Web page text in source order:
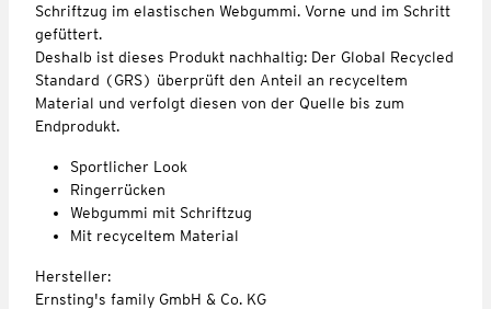
Schriftzug im elastischen Webgummi. Vorne und im Schritt
gefüttert.
Deshalb ist dieses Produkt nachhaltig: Der Global Recycled
Standard (GRS) überprüft den Anteil an recyceltem
Material und verfolgt diesen von der Quelle bis zum
Endprodukt.
Sportlicher Look
Ringerrücken
Webgummi mit Schriftzug
Mit recyceltem Material
Hersteller:
Ernsting's family GmbH & Co. KG